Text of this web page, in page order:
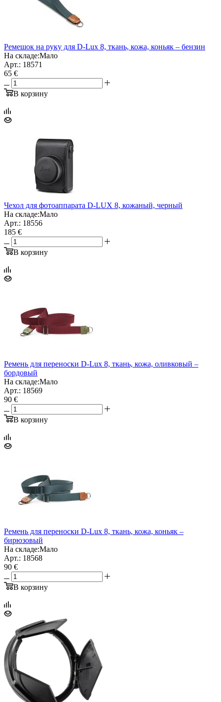
Ремешок на руку для D-Lux 8, ткань, кожа, коньяк – бензин
На складе:Мало
Арт.: 18571
65 €
В корзину
Чехол для фотоаппарата D-LUX 8, кожаный, черный
На складе:Мало
Арт.: 18556
185 €
В корзину
Ремень для переноски D-Lux 8, ткань, кожа, оливковый –
бордовый
На складе:Мало
Арт.: 18569
90 €
В корзину
Ремень для переноски D-Lux 8, ткань, кожа, коньяк –
бирюзовый
На складе:Мало
Арт.: 18568
90 €
В корзину